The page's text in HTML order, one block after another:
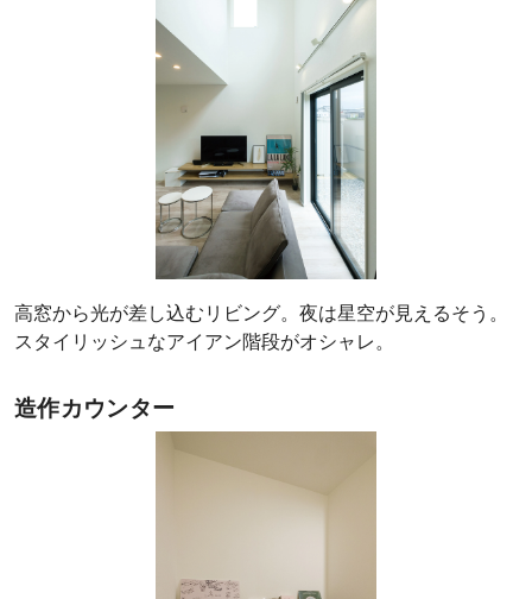
高窓から光が差し込むリビング。夜は星空が見えるそう。
スタイリッシュなアイアン階段がオシャレ。
造作カウンター